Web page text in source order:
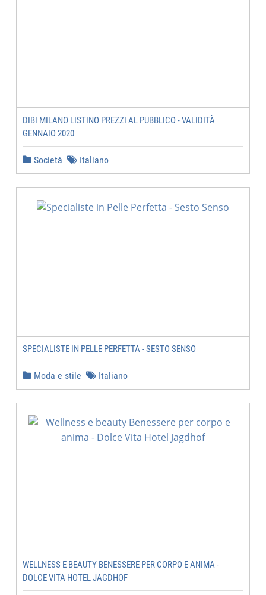
DIBI MILANO LISTINO PREZZI AL PUBBLICO - VALIDITÀ
GENNAIO 2020
Società Italiano
SPECIALISTE IN PELLE PERFETTA - SESTO SENSO
Moda e stile Italiano
WELLNESS E BEAUTY BENESSERE PER CORPO E ANIMA -
DOLCE VITA HOTEL JAGDHOF